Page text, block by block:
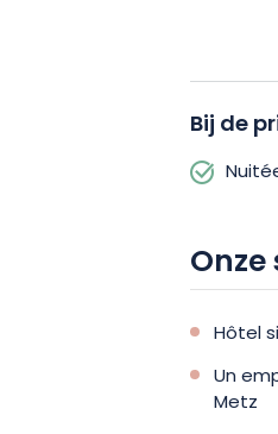
Bij de
Hôtel
Un
Metz